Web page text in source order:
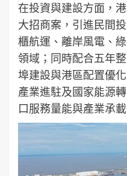
在投資與建設方面，
大招商案，引進民間
櫃航運、離岸風電、
領域；同時配合五年
埠建設與港區配置優
產業進駐及國家能源
口服務量能與產業承載